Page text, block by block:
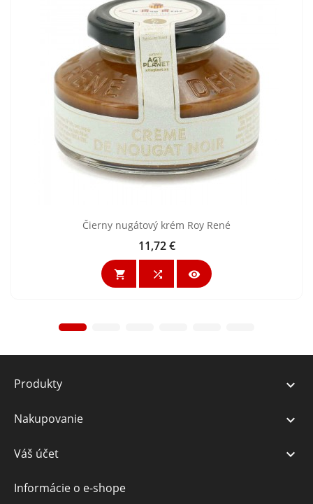
Čierny nugátový krém Roy René
Cena
11,72 €
  
Produkty 
Nakupovanie 
Váš účet 
Informácie o e-shope